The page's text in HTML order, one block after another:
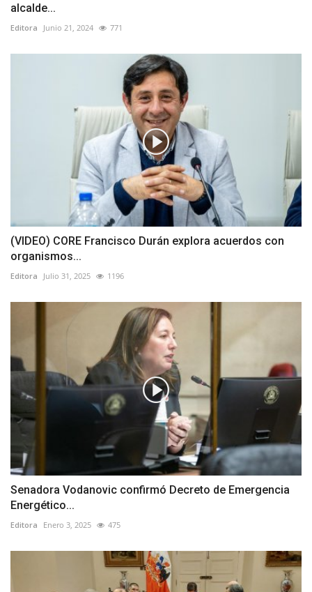
alcalde...
Editora Junio 21, 2024 771
(VIDEO) CORE Francisco Durán explora acuerdos con
organismos...
Editora Julio 31, 2025 1196
Senadora Vodanovic confirmó Decreto de Emergencia
Energético...
Editora Enero 3, 2025 475